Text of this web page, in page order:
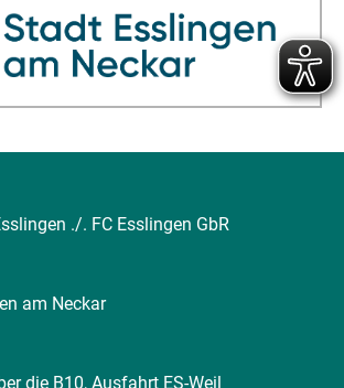
./. FC Esslingen GbR
am Neckar
die B10, Ausfahrt ES-Weil